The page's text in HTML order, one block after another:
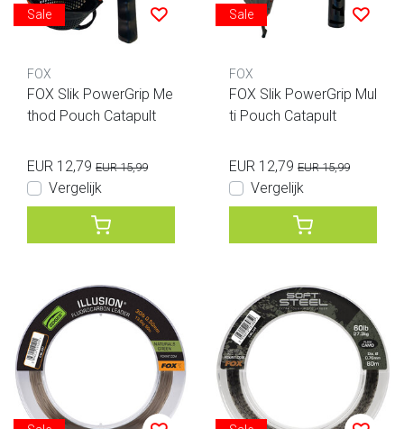
Sale
FOX
FOX Slik PowerGrip Me
thod Pouch Catapult
EUR 12,79 EUR 15,99
Vergelijk
Sale
FOX
FOX Slik PowerGrip Mul
ti Pouch Catapult
EUR 12,79 EUR 15,99
Vergelijk